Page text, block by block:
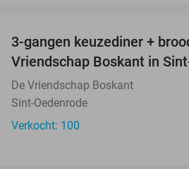
3-gangen keuzediner +
Vriendschap Boskant in
De Vriendschap Boskant
Sint-Oedenrode
Verkocht: 100